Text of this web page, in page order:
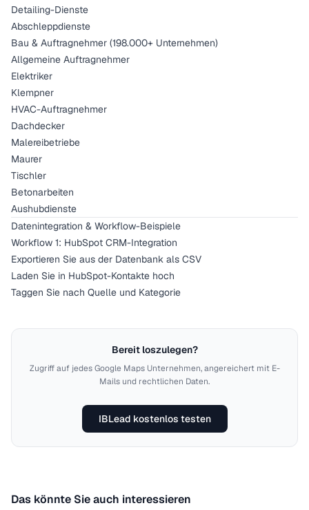
Detailing-Dienste
Abschleppdienste
Bau & Auftragnehmer (198.000+ Unternehmen)
Allgemeine Auftragnehmer
Elektriker
Klempner
HVAC-Auftragnehmer
Dachdecker
Malereibetriebe
Maurer
Tischler
Betonarbeiten
Aushubdienste
Datenintegration & Workflow-Beispiele
Workflow 1: HubSpot CRM-Integration
Exportieren Sie aus der Datenbank als CSV
Laden Sie in HubSpot-Kontakte hoch
Taggen Sie nach Quelle und Kategorie
Bereit loszulegen?
Zugriff auf jedes Google Maps Unternehmen, angereichert mit E-
Mails und rechtlichen Daten.
IBLead kostenlos testen
Das könnte Sie auch interessieren